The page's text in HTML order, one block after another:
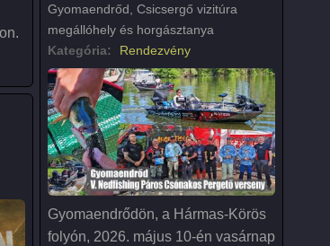
a Békés InterCity)
Gyomaendrőd, Csicsergő vizitúra
megállóhely és horgásztanya
Kategória:
Rendezvény
Gyomaendrődön, a Hármas-Körös
folyón, 2026. május 10-én vasárnap